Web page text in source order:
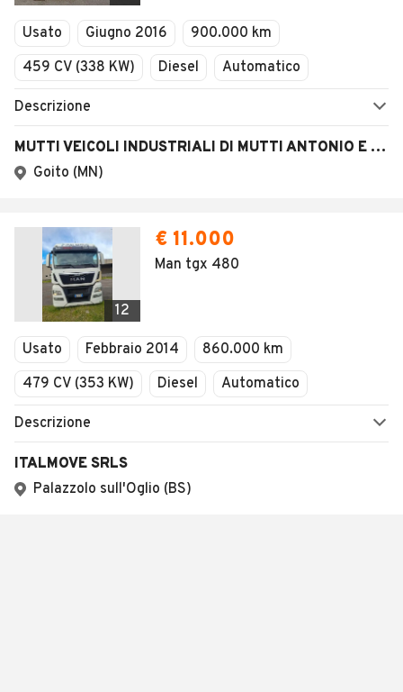
Concessionari
Usato Giugno 2016
900.000 km
459 CV (338 KW)
Diesel Automatico
Descrizione
MUTTI VEICOLI INDUSTRIALI DI MUTTI ANTONIO E STEFANO S.N.C.
Goito (MN)
12
€ 11.000
Man tgx 480
Usato Febbraio 2014
860.000 km
479 CV (353 KW)
Diesel Automatico
Descrizione
ITALMOVE SRLS
Palazzolo sull'Oglio (BS)